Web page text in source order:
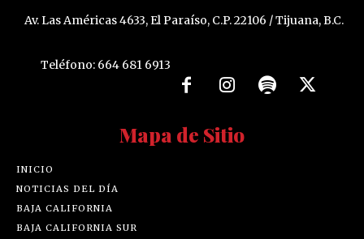
Av. Las Américas 4633, El Paraíso, C.P. 22106 / Tijuana, B.C.
Teléfono: 664 681 6913
Mapa de Sitio
INICIO
NOTICIAS DEL DÍA
BAJA CALIFORNIA
BAJA CALIFORNIA SUR